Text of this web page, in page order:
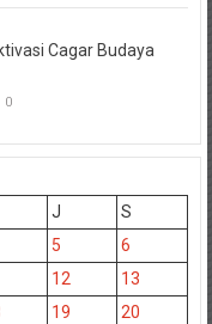
Cagar Budaya
0
J
S
5
6
12
13
19
20